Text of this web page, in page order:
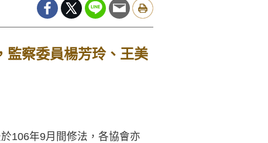
監察委員楊芳玲、王美
106年9月間修法，各協會亦